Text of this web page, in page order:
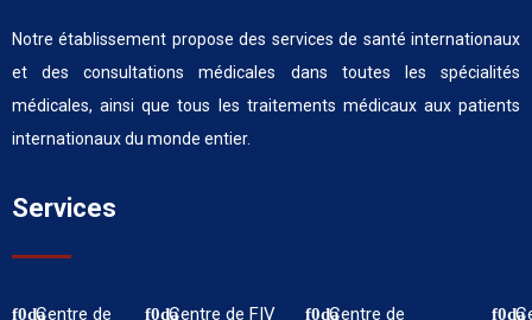
Notre établissement propose des services de santé internationaux
et des consultations médicales dans toutes les spécialités
médicales, ainsi que tous les traitements médicaux aux patients
internationaux du monde entier.
Services
Centre de Centre de FIV Centre de